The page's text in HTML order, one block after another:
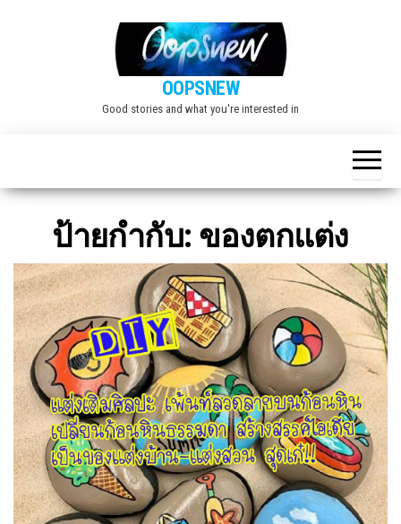
OOPSNEW
Good stories and what you're interested in
ป้ายกำกับ: ของตกแต่ง